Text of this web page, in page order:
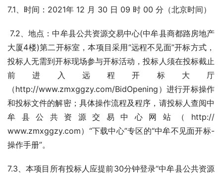
7.1、时间：2021年 12 月 30 日 09 时 00 分（北京时间）
7.2、地点：中牟县公共资源交易中心(中牟县商都路房地产
大厦4楼)第二开标室，本项目采用“远程不见面”开标方式，
投标人无需到开标现场参与开标活动，投标人须在投标截止
前进入远程开标大厅
（http://www.zmxggzy.com/BidOpening）进行开标操作
和投标文件的解密；具体操作流程及程序，请投标人查阅中
牟县公共资源交易中心网站（http://
www.zmxggzy.com）“下载中心”专区的“中牟不见面开标-
操作手册”。
7.3、本项目所有投标人应提前30分钟登录“中牟县公共资源